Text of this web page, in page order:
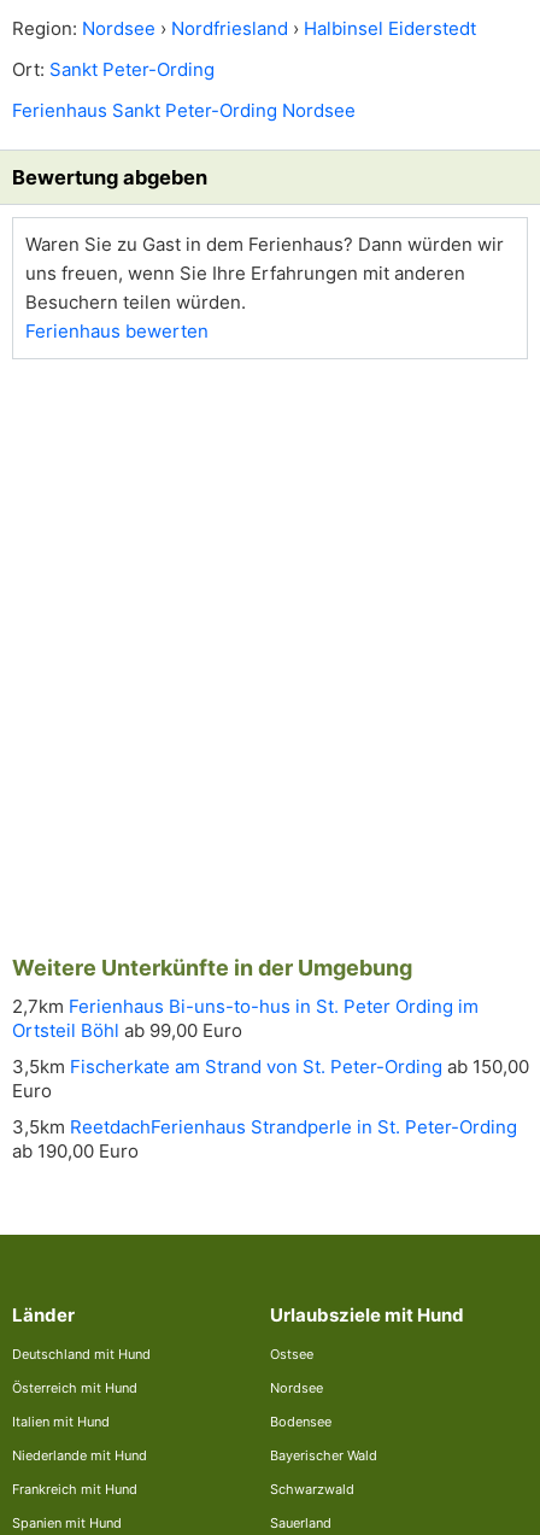
Region: Nordsee › Nordfriesland › Halbinsel Eiderstedt
Ort: Sankt Peter-Ording
Ferienhaus Sankt Peter-Ording Nordsee
Bewertung abgeben
Waren Sie zu Gast in dem Ferienhaus? Dann würden wir
uns freuen, wenn Sie Ihre Erfahrungen mit anderen
Besuchern teilen würden.
Ferienhaus bewerten
Weitere Unterkünfte in der Umgebung
2,7km Ferienhaus Bi-uns-to-hus in St. Peter Ording im
Ortsteil Böhl ab 99,00 Euro
3,5km Fischerkate am Strand von St. Peter-Ording ab 150,00
Euro
3,5km ReetdachFerienhaus Strandperle in St. Peter-Ording
ab 190,00 Euro
Länder
Deutschland mit Hund
Österreich mit Hund
Italien mit Hund
Niederlande mit Hund
Frankreich mit Hund
Spanien mit Hund
Urlaubsziele mit Hund
Ostsee
Nordsee
Bodensee
Bayerischer Wald
Schwarzwald
Sauerland